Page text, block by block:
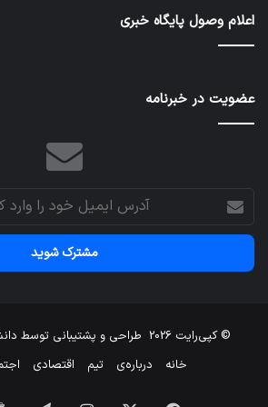
طرح‌های
عمرانی
اعلام وصول پایگاه خبری
عضویت در خبرنامه
آدرس
ایمیل
خود
وارد
© کپی‌رایت 2026 طراحی و پشتیبانی توسط
خانه
درباره‌ی تیم اقتصادی